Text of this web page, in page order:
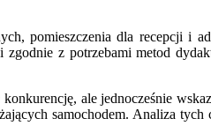
pomieszczenia dla recepcji i
z potrzebami metod
ale jednocześnie
samochodem. Analiza